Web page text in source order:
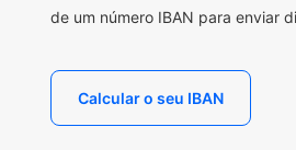
de um número IBAN para enviar
Calcular o seu IBAN